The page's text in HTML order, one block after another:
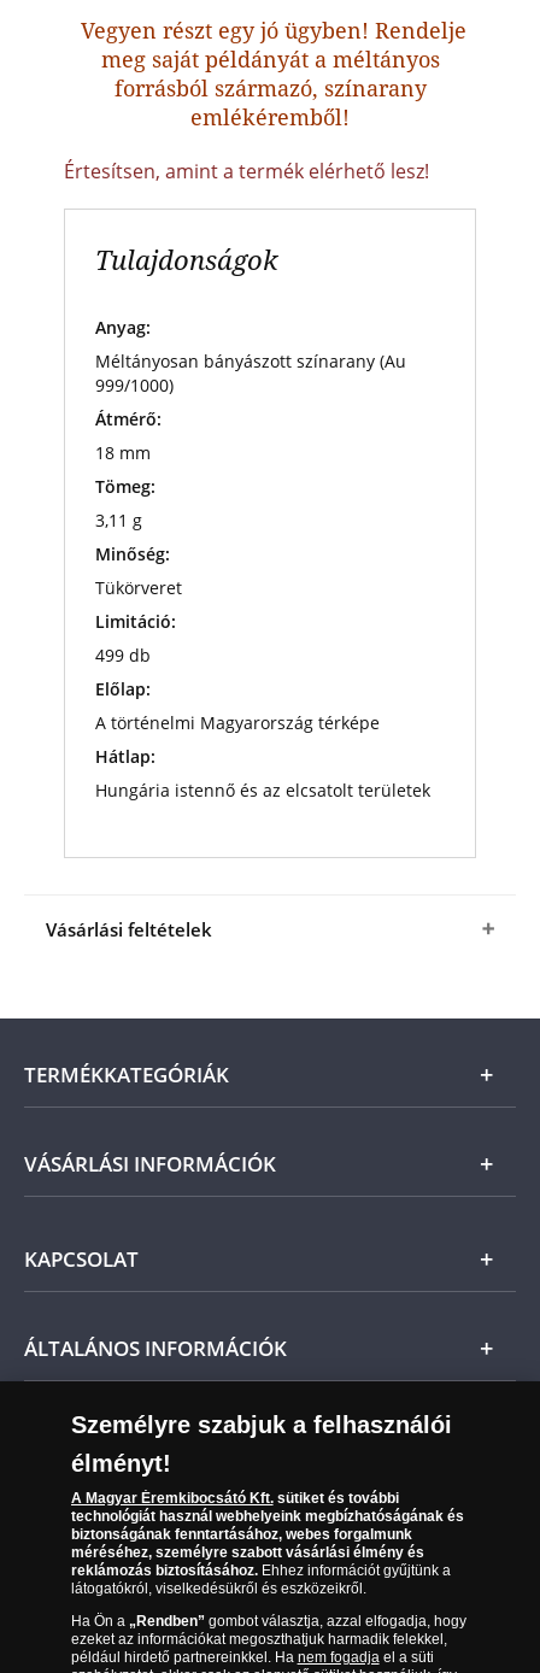
Vegyen részt egy jó ügyben! Rendelje
meg saját példányát a méltányos
forrásból származó, színarany
emlékéremből!
Értesítsen, amint a termék elérhető lesz!
Tulajdonságok
Anyag:
Méltányosan bányászott színarany (Au
999/1000)
Átmérő:
18 mm
Tömeg:
3,11 g
Minőség:
Tükörveret
Limitáció:
499 db
Előlap:
A történelmi Magyarország térképe
Hátlap:
Hungária istennő és az elcsatolt területek
Vásárlási feltételek
színarany magyar szív emlékérmetkedvező
csomagolási és postaköltség).
A termék ára online, vagy szállításkor a futárnak vagy a
kiállításától számított 21 napon belül fizetendő.
Ne feledje, amennyiben az érme nem teljesíti előzetes
számított 14 napon belül visszaküldheti, ekkor annak árát
visszatérítjük.
Ezúton tájékoztatjuk, hogy a részletfizetési lehetőség
webshopunkban nem érhető el,
kérjük,keresse ügyfélszolgálati munkatársainkat az alábbi
hétvégén 9:00 - 15:00 között.
* Díjmentesen hívható telefonszám
TERMÉKKATEGÓRIÁK
Arany
Magyar
VÁSÁRLÁSI INFORMÁCIÓK
Reklamáció
Visszaküldés
Elállási űrlap
KAPCSOLAT
Ügyfélszolgálat
Leiratkozás a hírlevélről
Karrier
ÁLTALÁNOS INFORMÁCIÓK
Sütik (cookies) használata
Süti (cookies)Beállítások
Társaságunkról
Az érmék és érmek ára és értéke
Gyakran ismételt kérdések
Adatkezelés
06 80 888 889
(díjmentesen hívható hétfőtől csütörtökig 9.00 és 17.00
óra között, péntekenként 9.00 és 15.00 óra között)
Személyre szabjuk a felhasználói
élményt!
A Magyar Éremkibocsátó Kft.sütiket és további
technológiát használ webhelyeink megbízhatóságának és
biztonságának fenntartásához, webes forgalmunk
méréséhez, személyre szabott vásárlási élmény és
reklámozás biztosításához.Ehhez információt gyűjtünk a
látogatókról, viselkedésükről és eszközeikről.
Ha Ön a „Rendben”gombot választja, azzal elfogadja, hogy
ezeket az információkat megoszthatjuk harmadik felekkel,
például hirdető partnereinkkel. Ha nem fogadjael a süti